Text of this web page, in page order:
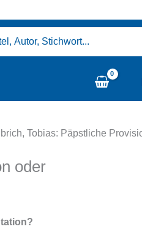
Tobias: Päpstliche
oder